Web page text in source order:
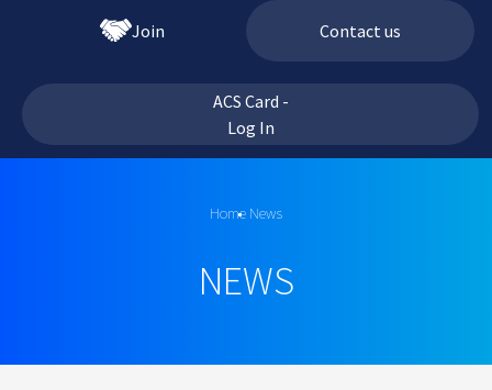
Join Contact us
ACS Card -
Log In
Home News
NEWS